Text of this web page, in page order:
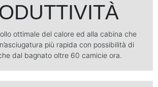
ottimale del calore ed alla cabina che
più rapida con possibilità di
dal bagnato oltre 60 camicie ora.